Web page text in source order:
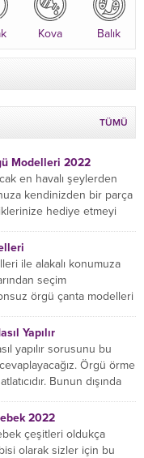
Kova Balık
TÜMÜ
Modelleri 2022
en havalı şeylerden
kendinizden bir parça
hediye etmeyi
ile alakalı konumuza
seçim
örgü çanta modelleri
Yapılır
yapılır sorusunu bu
Örgü örme
Bunun dışında
2022
çeşitleri oldukça
olarak sizler için bu